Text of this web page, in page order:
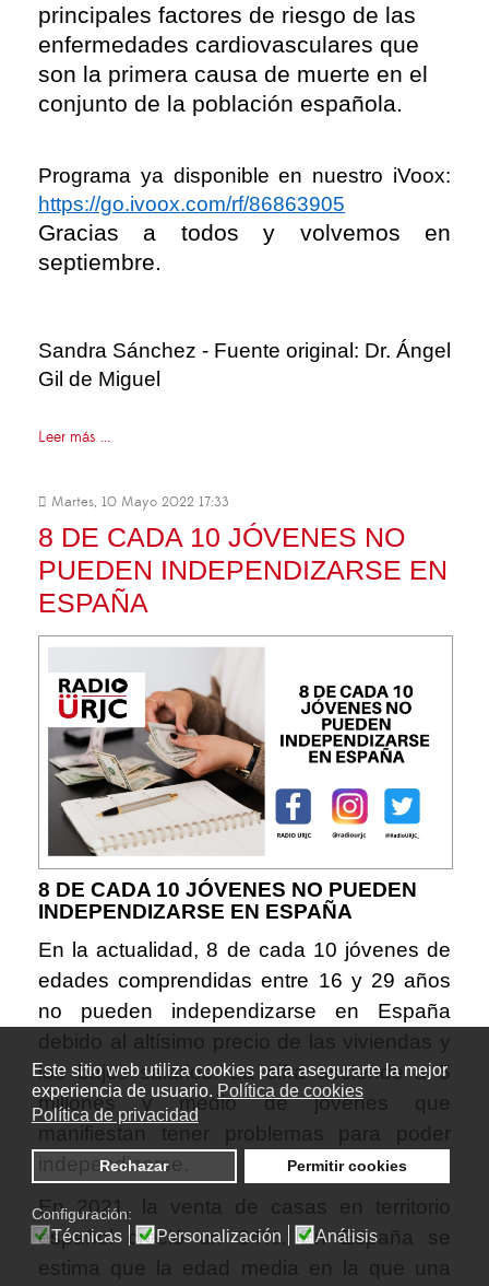
Este sitio web utiliza cookies para asegurarte la mejor
experiencia de usuario. Política de cookies
Política de privacidad
Rechazar Permitir cookies
Configuración:
Técnicas Personalización Análisis
principales factores de riesgo de las
enfermedades cardiovasculares que
son la primera causa de muerte en el
conjunto de la población española.
Programa ya disponible en nuestro iVoox:
https://go.ivoox.com/rf/86863905
Gracias a todos y volvemos en
septiembre.
Sandra Sánchez - Fuente original: Dr. Ángel
Gil de Miguel
Leer más ...
Martes, 10 Mayo 2022 17:33
8 DE CADA 10 JÓVENES NO
PUEDEN INDEPENDIZARSE EN
ESPAÑA
8 DE CADA 10 JÓVENES NO PUEDEN
INDEPENDIZARSE EN ESPAÑA
En la actualidad, 8 de cada 10 jóvenes de
edades comprendidas entre 16 y 29 años
no pueden independizarse en España
debido al altísimo precio de las viviendas y
los bajos salarios. La cifra asciende a 5
millones y medio de jóvenes que
manifiestan tener problemas para poder
independizarse.
En 2021, la venta de casas en territorio
español creció un 34%. En España se
estima que la edad media en la que una